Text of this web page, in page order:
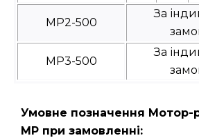
МР2-500
За
МР3-500
За
Умовне позначення Мотор-
МР при замовленні: